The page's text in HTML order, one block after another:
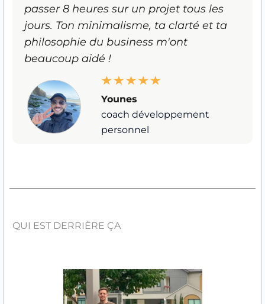
passer 8 heures sur un projet tous les
jours. Ton minimalisme, ta clarté et ta
philosophie du business m'ont
beaucoup aidé !
Younes
coach développement
personnel
QUI EST DERRIÈRE ÇA